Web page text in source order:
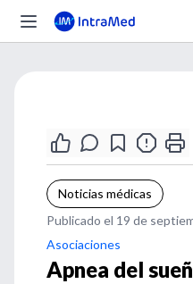
Noticias médicas
Publicado el 19 de
Asociaciones
Apnea del